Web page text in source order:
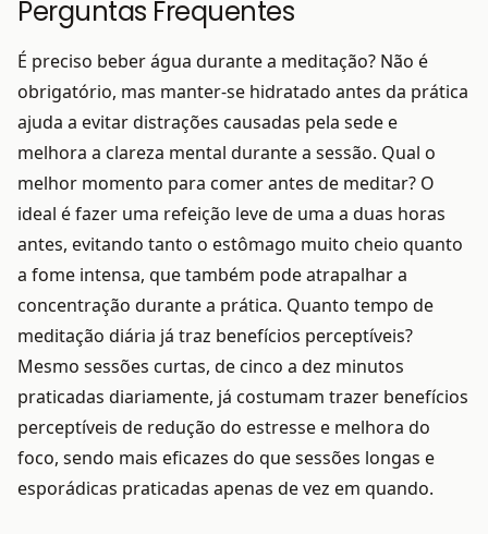
Perguntas Frequentes
É preciso beber água durante a meditação? Não é
obrigatório, mas manter-se hidratado antes da prática
ajuda a evitar distrações causadas pela sede e
melhora a clareza mental durante a sessão. Qual o
melhor momento para comer antes de meditar? O
ideal é fazer uma refeição leve de uma a duas horas
antes, evitando tanto o estômago muito cheio quanto
a fome intensa, que também pode atrapalhar a
concentração durante a prática. Quanto tempo de
meditação diária já traz benefícios perceptíveis?
Mesmo sessões curtas, de cinco a dez minutos
praticadas diariamente, já costumam trazer benefícios
perceptíveis de redução do estresse e melhora do
foco, sendo mais eficazes do que sessões longas e
esporádicas praticadas apenas de vez em quando.